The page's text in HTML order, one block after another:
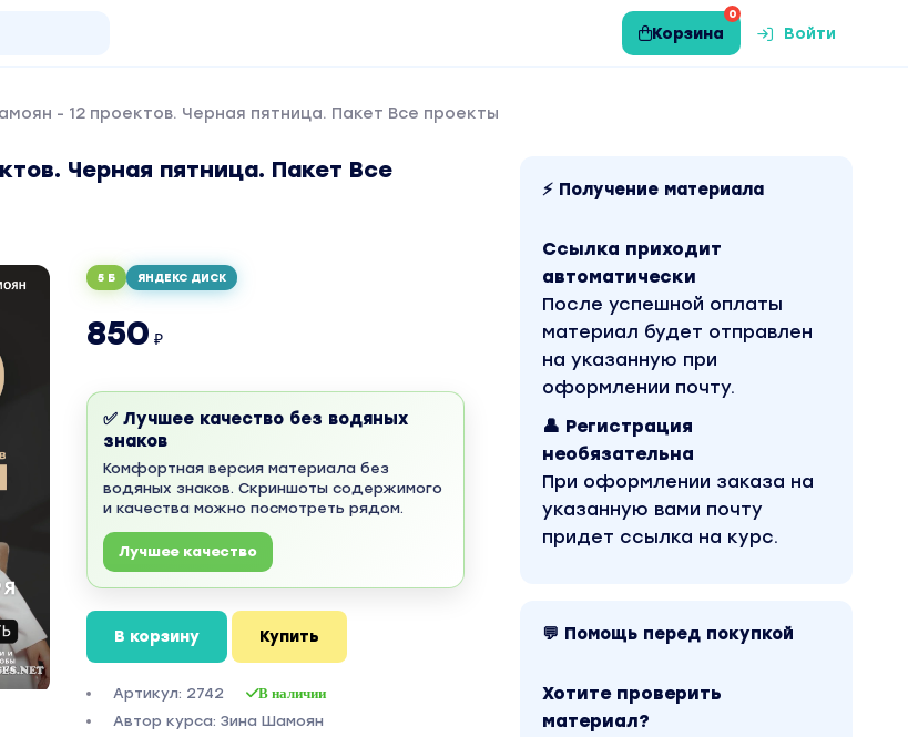
0
Корзина Войти
- 12 проектов. Черная пятница. Пакет Все проекты
Черная пятница. Пакет Все
5 Б ЯНДЕКС ДИСК
850 ₽
✅ Лучшее качество без водяных
знаков
Комфортная версия материала без
водяных знаков. Скриншоты содержимого
и качества можно посмотреть рядом.
Лучшее качество
В корзину Купить
Артикул: 2742 В наличии
Автор курса: Зина Шамоян
⚡ Получение материала
Ссылка приходит
автоматически
После успешной оплаты
материал будет отправлен
на указанную при
оформлении почту.
👤 Регистрация
необязательна
При оформлении заказа на
указанную вами почту
придет ссылка на курс.
💬 Помощь перед покупкой
Хотите проверить
материал?